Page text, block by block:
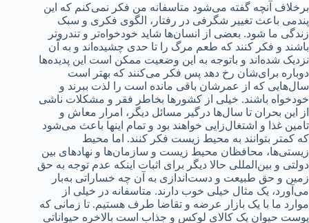
برخلاف آنچه گفته می‌شود متاسفانه من فکر نمی‌کنم که این
پندمی باعث تغییر شگرفی در رفتار، الگوی فکری و سبک
زندگی ما شود. بعضی از انسان‌ها شاید خودخواه‌تر و تندروتر
باشند و فکر کنند که طعم مرگ را تا حدی چشیده‌اند و به آن
نزدیک شده‌اند و باتوجه به این وضعیت ممکن است این پدیده‌ها
دوباره برای‌شان رخ دهد پس فکر می‌کنند که بهتر است
سال‌هایی که از عمرشان باقی مانده است را لذت ببرند و
خودخواه باشند. خیلی از کشورها بخاطر فقر و مشکلات ناشی
از این بحران تا سال‌ها درگیر مسائل دیگر، امرار معاش و
تامین غذا و اشتغال‌زایی خواهند بود و تمام اینها باعث می‌شود
که کمتر بتوانند به محیط زیست فکر کنند. اما محیط
زیستی‌ها، محافظان محیط زیست و سازمان‌ها و نهادهای بین
دولتی و بین‌المللی حالا دیگر برای اثبات اینکه عدم توجه به حق
زمین و حق طبیعت و دست‌اندازی به آن چه خساراتی به‌بار
می‌آورد، یک مثال خیلی خوب دارند. متاسفانه در خیلی از
موارد ما با یک بازار عرضه و تقاضا طرف هستیم. تا زمانی که
پوست حیوان یک کالای لوکس و جذاب است بالاخره حیواناتی